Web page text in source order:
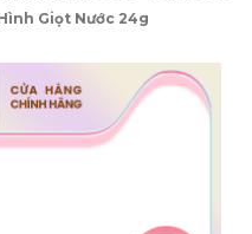
Giọt Nước 24g